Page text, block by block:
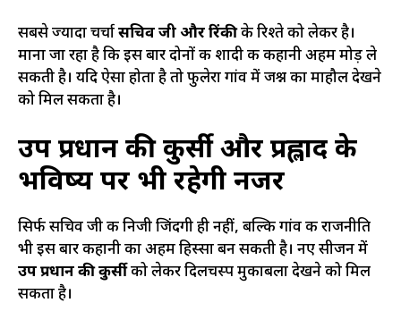
सबसे ज्यादा चर्चासचिव जी और रिंकीके रिश्ते को लेकर है।
माना जा रहा है कि इस बार दोनों की शादी की कहानी अहम मोड़ ले
सकती है। यदि ऐसा होता है तो फुलेरा गांव में जश्न का माहौल देखने
को मिल सकता है।
उप प्रधान की कुर्सी और प्रह्लाद के
भविष्य पर भी रहेगी नजर
सिर्फ सचिव जी की निजी जिंदगी ही नहीं, बल्कि गांव की राजनीति
भी इस बार कहानी का अहम हिस्सा बन सकती है। नए सीजन में
उप प्रधान की कुर्सीको लेकर दिलचस्प मुकाबला देखने को मिल
सकता है।